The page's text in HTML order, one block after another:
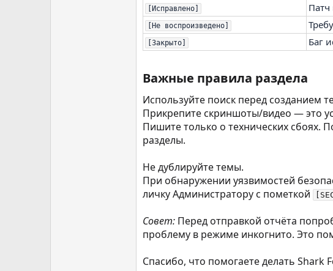
[Исправлено]
[Не воспроизведено]
[Закрыто] Баг
Важные правила раздела
Используйте поиск перед
Прикрепите скриншоты/видео — это
Пишите только о технических сбоях.
разделы.
Не дублируйте темы.
При обнаружении уязвимостей
личку Администратору с пометкой
Совет: Перед отправкой отчёта
проблему в режиме инкогнито. Это
Спасибо, что помогаете делать Shark